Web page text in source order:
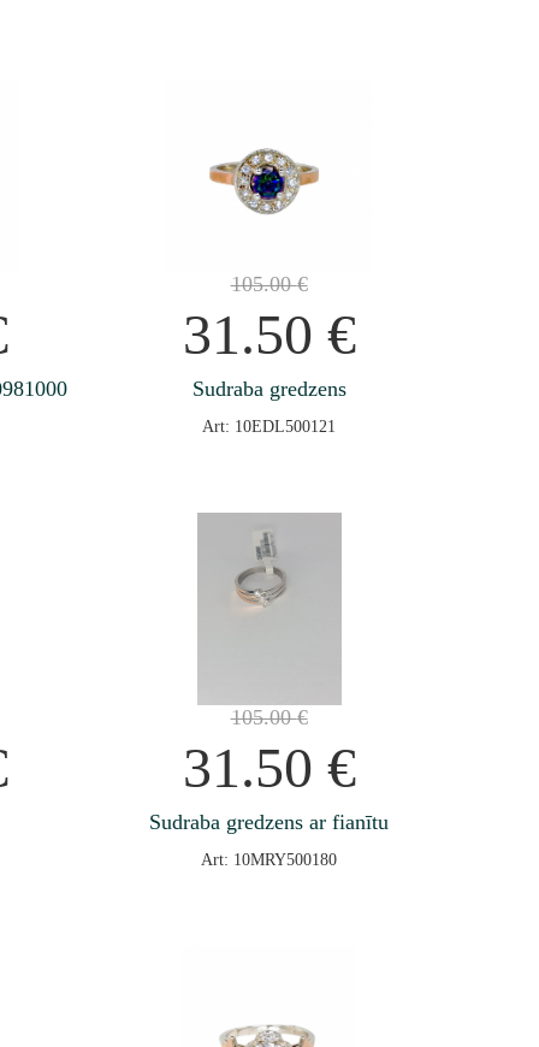
105.00€
31.50 €
Sudraba gredzens
Art: 10EDL500121
105.00€
31.50 €
Sudraba gredzens ar fianītu
Art: 10MRY500180